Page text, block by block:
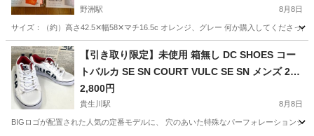
野洲駅 8月8日
サイズ：（約）高さ42.5✕幅58✕マチ16.5c オレンジ、グレー 何か購入してくださった
滋賀 野洲市 野洲駅 バッグ オレンジ
【引き取り限定】未使用 箱無し DC SHOES コー
トバルカ SE SN COURT VULC SE SN メンズ 26
㎝
2,800円
貴生川駅 8月8日
BIGロゴが配置された人気の定番モデルに、 穴のあいた特殊なパーフォレーションシ